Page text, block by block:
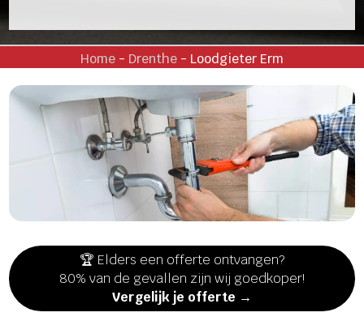
Home- Drenthe- Loodgieter Erm
🏆 Elders een offerte ontvangen?
80% van de gevallen zijn wij goedkoper!
Vergelijk je offerte →